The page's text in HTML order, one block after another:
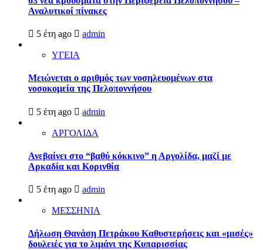
Αναλυτικοί πίνακες
5 έτη ago admin
ΥΓΕΙΑ
Μειώνεται ο αριθμός των νοσηλευομένων στα
νοσοκομεία της Πελοποννήσου
5 έτη ago admin
ΑΡΓΟΛΙΔΑ
Ανεβαίνει στο “βαθύ κόκκινο” η Αργολίδα, μαζί με
Αρκαδία και Κορινθία
5 έτη ago admin
ΜΕΣΣΗΝΙΑ
Δήλωση Θανάση Πετράκου Καθυστερήσεις και «μισές»
δουλειές για το λιμάνι της Κυπαρισσίας